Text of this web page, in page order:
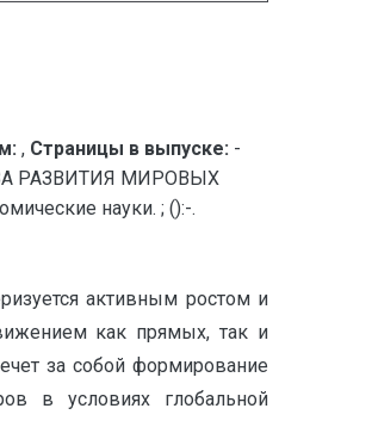
, Страницы в выпуске: -
РАЗВИТИЯ МИРОВЫХ
науки. ; ():-.
активным ростом и
как прямых, так и
за собой формирование
в условиях глобальной